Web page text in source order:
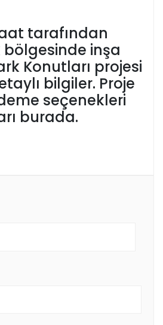
tarafından
bölgesinde inşa
Konutları projesi
bilgiler. Proje
seçenekleri
burada.